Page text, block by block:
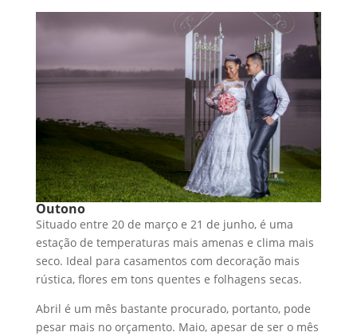
Outono
Situado entre 20 de março e 21 de junho, é uma
estação de temperaturas mais amenas e clima mais
seco. Ideal para casamentos com decoração mais
rústica, flores em tons quentes e folhagens secas.
Abril é um mês bastante procurado, portanto, pode
pesar mais no orçamento. Maio, apesar de ser o mês